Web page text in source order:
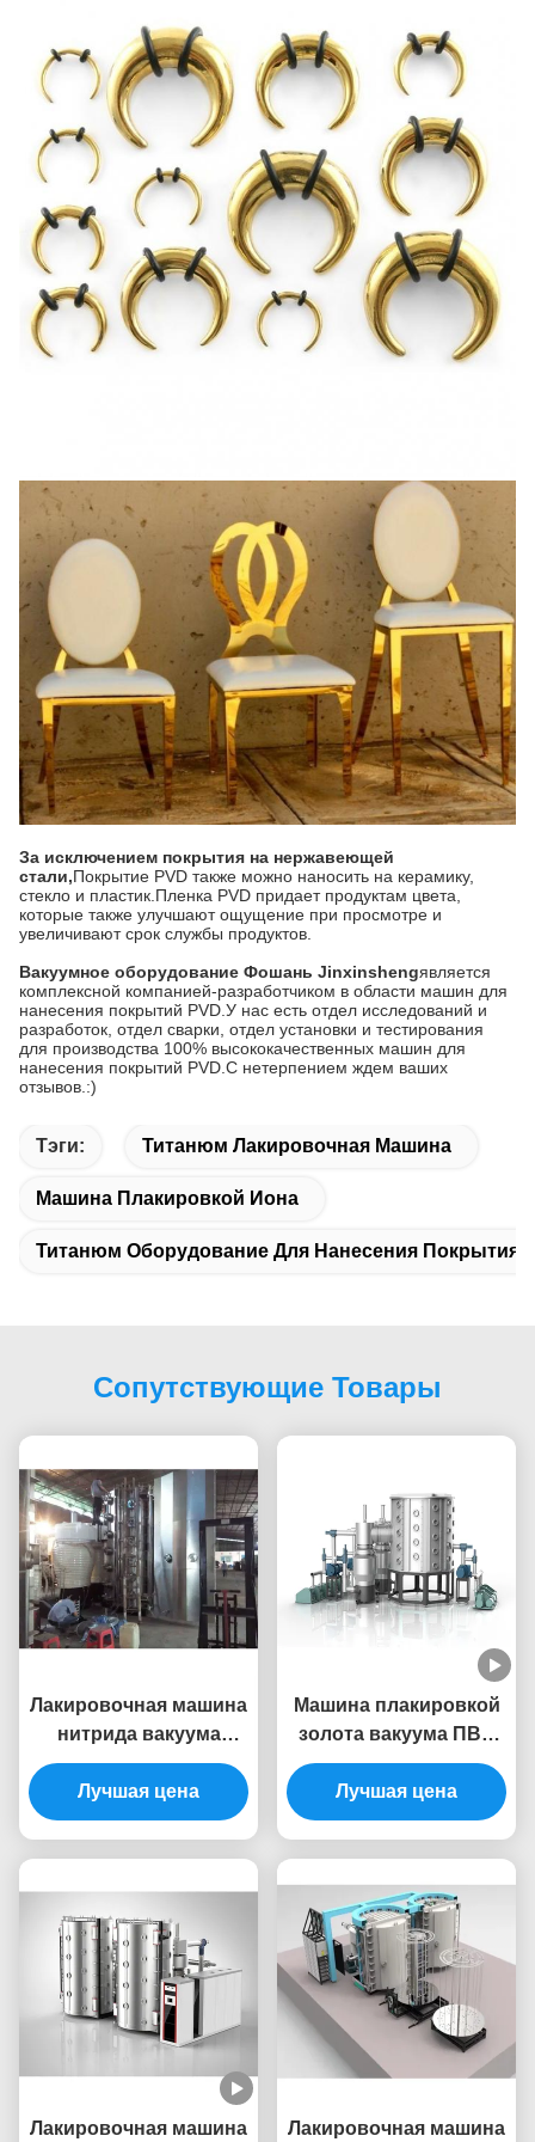
За исключением покрытия на нержавеющей
стали,Покрытие PVD также можно наносить на керамику,
стекло и пластик.Пленка PVD придает продуктам цвета,
которые также улучшают ощущение при просмотре и
увеличивают срок службы продуктов.
Вакуумное оборудование Фошань Jinxinshengявляется
комплексной компанией-разработчиком в области машин для
нанесения покрытий PVD.У нас есть отдел исследований и
разработок, отдел сварки, отдел установки и тестирования
для производства 100% высококачественных машин для
нанесения покрытий PVD.С нетерпением ждем ваших
отзывов.:)
Тэги: Титанюм Лакировочная Машина
Машина Плакировкой Иона
Титанюм Оборудование Для Нанесения Покрытия
Сопутствующие Товары
Лакировочная машина
нитрида вакуума
художественного
произведения ПВД
ведра нержавеющей
Лучшая цена
Машина плакировкой
золота вакуума ПВД
оборудования мебели
нержавеющей стали
вертикальной
Лучшая цена
Лакировочная машина
Лакировочная машина